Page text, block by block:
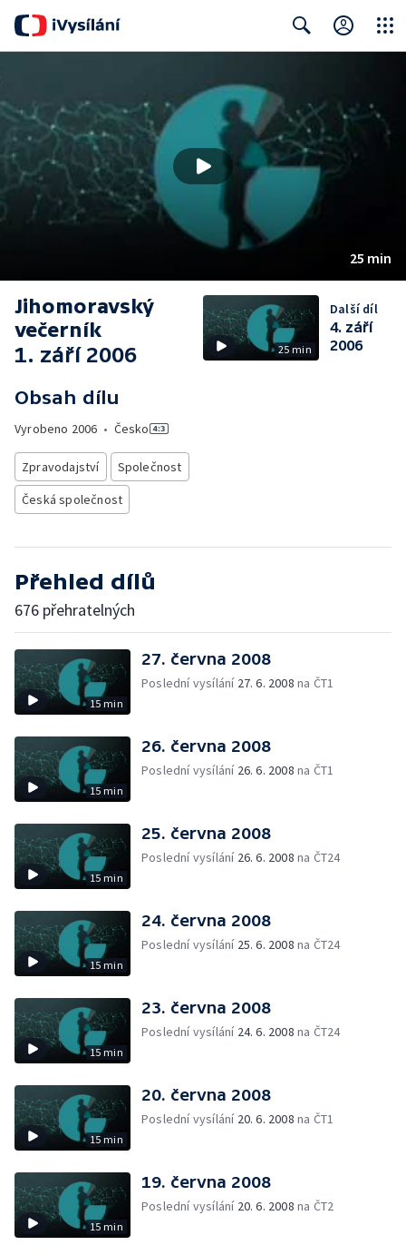
25 min
Jihomoravský
večerník
1. září 2006
Obsah dílu
Vyrobeno 2006 • Česko
Zpravodajství
Společnost
Česká společnost
25 min
Další díl
4. září
2006
Přehled dílů
676 přehratelných
15 min
27. června 2008
Poslední vysílání 27. 6. 2008 na ČT1
15 min
26. června 2008
Poslední vysílání 26. 6. 2008 na ČT1
15 min
25. června 2008
Poslední vysílání 26. 6. 2008 na ČT24
15 min
24. června 2008
Poslední vysílání 25. 6. 2008 na ČT24
15 min
23. června 2008
Poslední vysílání 24. 6. 2008 na ČT24
15 min
20. června 2008
Poslední vysílání 20. 6. 2008 na ČT1
15 min
19. června 2008
Poslední vysílání 20. 6. 2008 na ČT2